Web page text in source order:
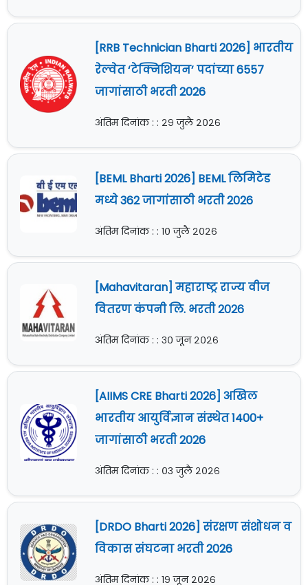
[RRB Technician Bharti 2026] भारतीय
रेल्वेत ‘टेक्निशियन’ पदांच्या 6557
जागांसाठी भरती 2026
अंतिम दिनांक : : २९ जुलै २०२६
[BEML Bharti 2026] BEML लिमिटेड
मध्ये 362 जागांसाठी भरती 2026
अंतिम दिनांक : : १० जुलै २०२६
[Mahavitaran] महाराष्ट्र राज्य वीज
वितरण कंपनी लि. भरती 2026
अंतिम दिनांक : : ३० जून २०२६
[AIIMS CRE Bharti 2026] अखिल
भारतीय आयुर्विज्ञान संस्थेत 1400+
जागांसाठी भरती 2026
अंतिम दिनांक : : ०३ जुलै २०२६
[DRDO Bharti 2026] संरक्षण संशोधन व
विकास संघटना भरती 2026
अंतिम दिनांक : : १९ जून २०२६